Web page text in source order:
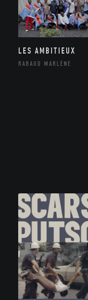
LES AMBITIEUX
RABAUD MARLÈNE